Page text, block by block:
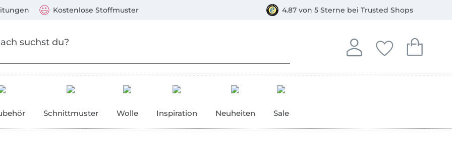
Kostenlose Stoffmuster 4.87 von 5 Sterne bei Trusted Shops
Anmelden
In deinem Konto
Deine
Du hast keine
Dein
Du hast
Schnittmuster Wolle Inspiration Neuheiten Sale
Mastercard, PayPal, Giropay, Kauf auf Rechnung, Vorkasse